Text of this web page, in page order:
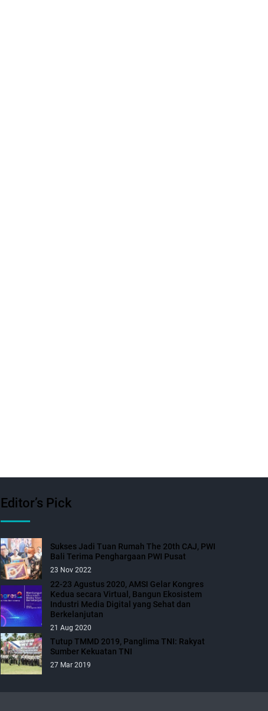
Editor’s Pick
Sukses Jadi Tuan Rumah The 20th CAJ, PWI
Bali Terima Penghargaan PWI Pusat
23 Nov 2022
22-23 Agustus 2020, AMSI Gelar Kongres
Kedua secara Virtual, Bangun Ekosistem
Industri Media Digital yang Sehat dan
Berkelanjutan
21 Aug 2020
Tutup TMMD 2019, Panglima TNI: Rakyat
Sumber Kekuatan TNI
27 Mar 2019